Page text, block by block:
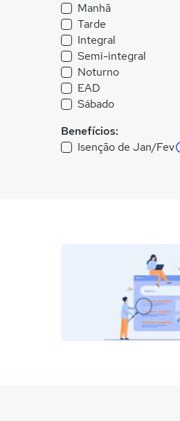
Manhã
Tarde
Integral
Semi-integral
Noturno
EAD
Sábado
Benefícios:
Isenção de Jan/Fev